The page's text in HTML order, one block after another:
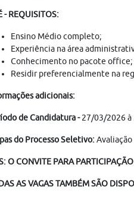
- REQUISITOS:
Ensino Médio completo;
Experiência na área
Conhecimento no pacote office;
Residir preferencialmente na
adicionais:
de Candidatura -27/03/2026
do Processo Seletivo:
O CONVITE PARA
AS VAGAS TAMBÉM SÃO